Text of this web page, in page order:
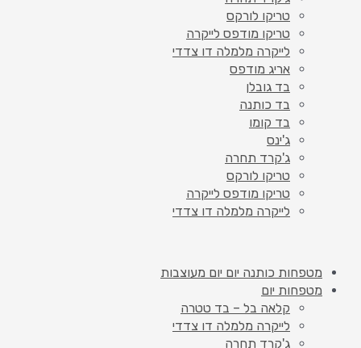
טריקו לורקס
טריקו מודפס לייקרה
לייקרה מלמלה דו צדדי
אריג מודפס
בד גובלן
בד כותנה
בד קומו
ג'ינס
ג'קרד תחרה
טריקו לורקס
טריקו מודפס לייקרה
לייקרה מלמלה דו צדדי
מטפחות כותנה יום יום מעוצבות
מטפחות יום
קלאה בל – בד טטרה
לייקרה מלמלה דו צדדי
ג'קרד תחרה